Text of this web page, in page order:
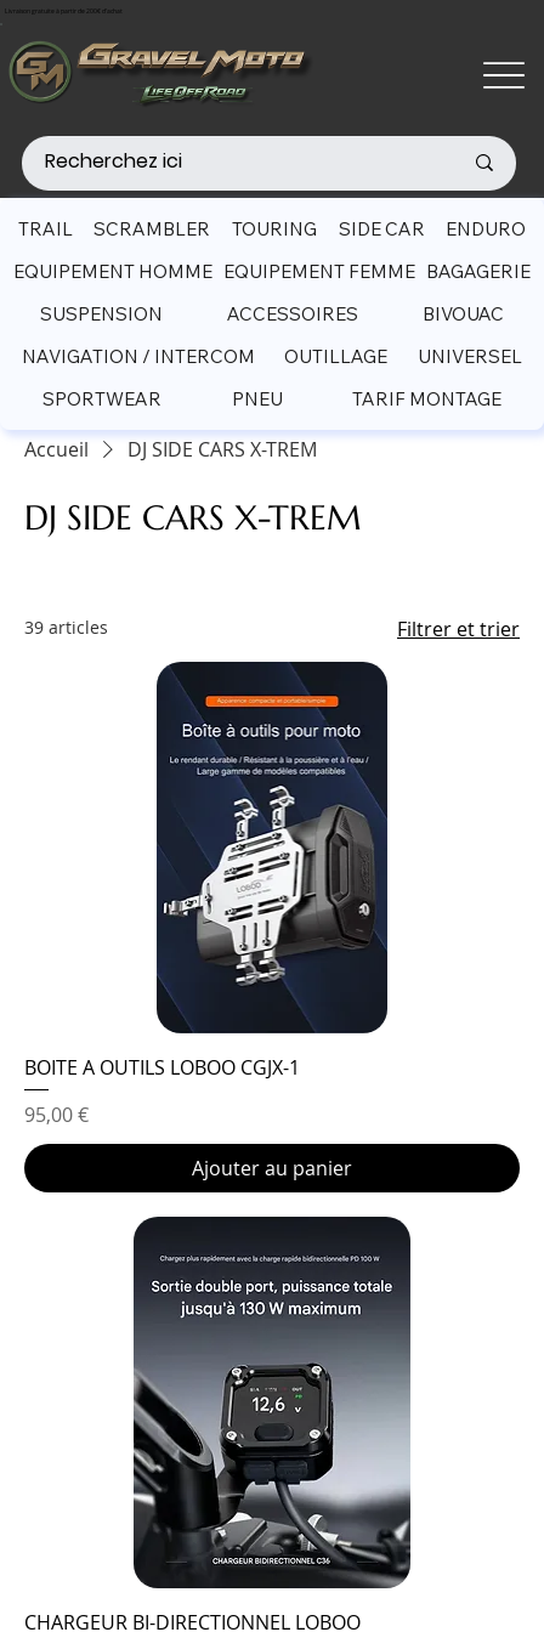
Livraison gratuite à partir de 200€ d'achat
Accueil DJ SIDE CARS X-TREM
DJ SIDE CARS X-TREM
39 articles Filtrer et trier
BOITE A OUTILS LOBOO CGJX-1
Prix
95,00 €
Ajouter au panier
CHARGEUR BI-DIRECTIONNEL LOBOO
TRAIL SCRAMBLER TOURING SIDE CAR
ENDURO
EQUIPEMENT HOMME EQUIPEMENT FEMME BAGAGERIE
SUSPENSION
ACCESSOIRES
BIVOUAC
NAVIGATION / INTERCOM
OUTILLAGE
UNIVERSEL
SPORTWEAR
PNEU TARIF MONTAGE